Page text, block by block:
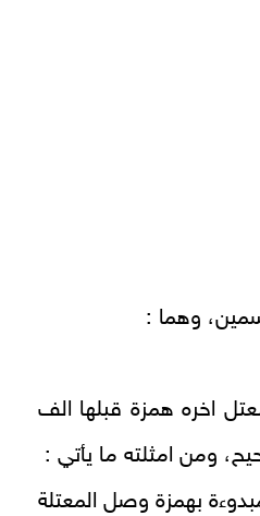
وهما :
اخره همزة قبلها الف
ومن امثلته ما يأتي :
بهمزة وصل المعتلة